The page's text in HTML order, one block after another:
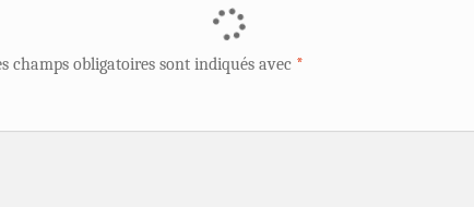
champs obligatoires sont indiqués avec *